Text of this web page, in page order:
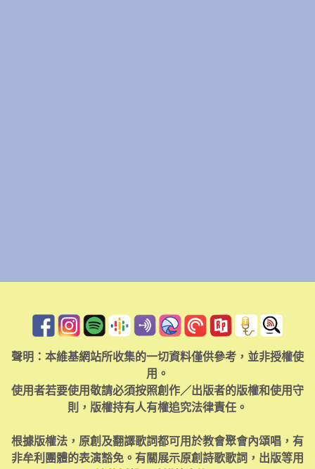
聲明：本維基網站所收集的一切資料僅供參考，並非授權使
用。
使用者若要使用敬請必須按照創作／出版者的版權和使用守
則，版權持有人有權追究法律責任。
根據版權法，原創及翻譯歌詞都可用於教會聚會內頌唱，有
非牟利團體的表演豁免。有關展示原創詩歌歌詞，出版等用